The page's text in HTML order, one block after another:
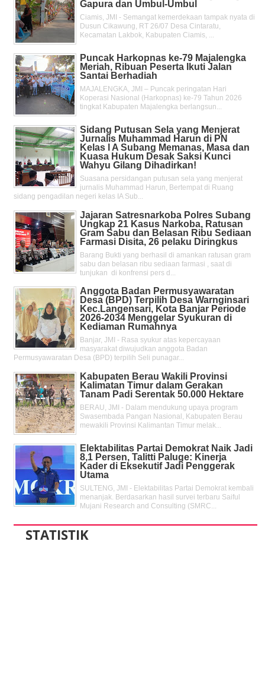
Gapura dan Umbul-Umbul
Ciamis, JMI - Semangat kemerdekaan tampak nyata di
Dusun Cikawung, RT 26/07 Desa Cintaratu,
Kecamatan Lakbok, Kabupaten Ciamis, ...
Puncak Harkopnas ke-79 Majalengka
Meriah, Ribuan Peserta Ikuti Jalan
Santai Berhadiah
MAJALENGKA, JMI – Puncak peringatan Hari
Koperasi Nasional (Harkopnas) ke-79 Tahun 2026
tingkat Kabupaten Majalengka berlangsun...
Sidang Putusan Sela yang Menjerat
Jurnalis Muhammad Harun di PN
Kelas l A Subang Memanas, Masa dan
Kuasa Hukum Desak Saksi Kunci
Wahyu Gilang Dihadirkan!
Suasana persidangan putusan sela yang menjerat
jurnalis Muhammad Harun, Bertempat di Ruang
sidang pengadilan negeri kelas IA Sub...
Jajaran Satresnarkoba Polres Subang
Ungkap 21 Kasus Narkoba, Ratusan
Gram Sabu dan Belasan Ribu Sediaan
Farmasi Disita, 26 pelaku Diringkus
Barang Bukti yang berhasil di amankan ratusan gram
sabu dan belasan ribu sediaan farmasi , saat di
tunjukan di konfrensi pers d...
Anggota Badan Permusyawaratan
Desa (BPD) Terpilih Desa Warnginsari
Kec.Langensari, Kota Banjar Periode
2026-2034 Menggelar Syukuran di
Kediaman Rumahnya
Banjar, JMI - Rasa syukur atas kepercayaan
masyarakat diwujudkan anggota Badan
Permusyawaratan Desa (BPD) terpilih Seli punagar...
Kabupaten Berau Wakili Provinsi
Kalimatan Timur dalam Gerakan
Tanam Padi Serentak 50.000 Hektare
BERAU, JMI - Dalam mendukung upaya program
Swasembada Pangan Nasional, Kabupaten Berau
mewakili Provinsi Kalimantan Timur melak...
Elektabilitas Partai Demokrat Naik Jadi
8,1 Persen, Talitti Paluge: Kinerja
Kader di Eksekutif Jadi Penggerak
Utama
SULTENG, JMI - Elektabilitas Partai Demokrat kembali
menanjak. Berdasarkan hasil survei terbaru Saiful
Mujani Research and Consulting (SMRC...
STATISTIK